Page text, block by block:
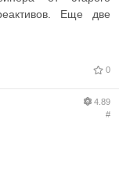
Еще две
0
4.89
#